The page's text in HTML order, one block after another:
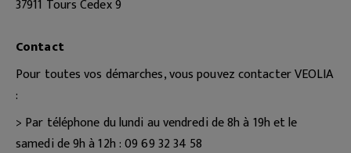
37911 Tours Cedex 9
Contact
Pour toutes vos démarches, vous pouvez contacter VEOLIA
:
> Par téléphone du lundi au vendredi de 8h à 19h et le
samedi de 9h à 12h : 09 69 32 34 58